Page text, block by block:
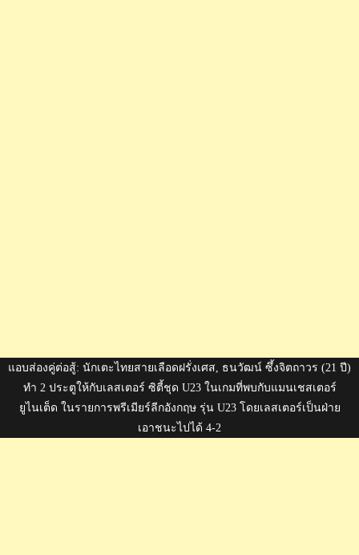
แอบส่องคู่ต่อสู้: นักเตะไทยสายเลือดฝรั่งเศส, ธนวัฒน์ ซึ้งจิตถาวร (21 ปี)
ทำ 2 ประตูให้กับเลสเตอร์ ซิตี้ชุด U23 ในเกมที่พบกับแมนเชสเตอร์
ยูไนเต็ด ในรายการพรีเมียร์ลีกอังกฤษ รุ่น U23 โดยเลสเตอร์เป็นฝ่าย
เอาชนะไปได้ 4-2